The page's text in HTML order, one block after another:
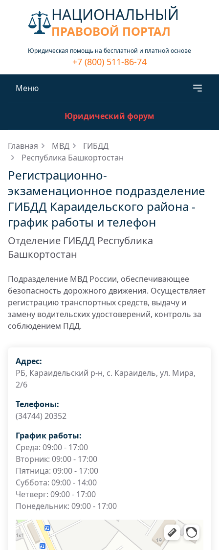
НАЦИОНАЛЬНЫЙ
ПРАВОВОЙ ПОРТАЛ
Юридическая помощь на бесплатной и платной основе
+7 (800) 511-86-74
Меню
Юридический форум
Главная МВД
ГИБДД
Республика Башкортостан
Регистрационно-
экзаменационное подразделение
ГИБДД Караидельского района -
график работы и телефон
Отделение ГИБДД Республика
Башкортостан
Подразделение МВД России, обеспечивающее
безопасность дорожного движения. Осуществляет
регистрацию транспортных средств, выдачу и
замену водительских удостоверений, контроль за
соблюдением ПДД.
Адрес:
РБ, Караидельский р-н, с. Караидель, ул. Мира,
2/6
Телефоны:
(34744) 20352
График работы:
Среда: 09:00 - 17:00
Вторник: 09:00 - 17:00
Пятница: 09:00 - 17:00
Суббота: 09:00 - 14:00
Четверг: 09:00 - 17:00
Понедельник: 09:00 - 17:00